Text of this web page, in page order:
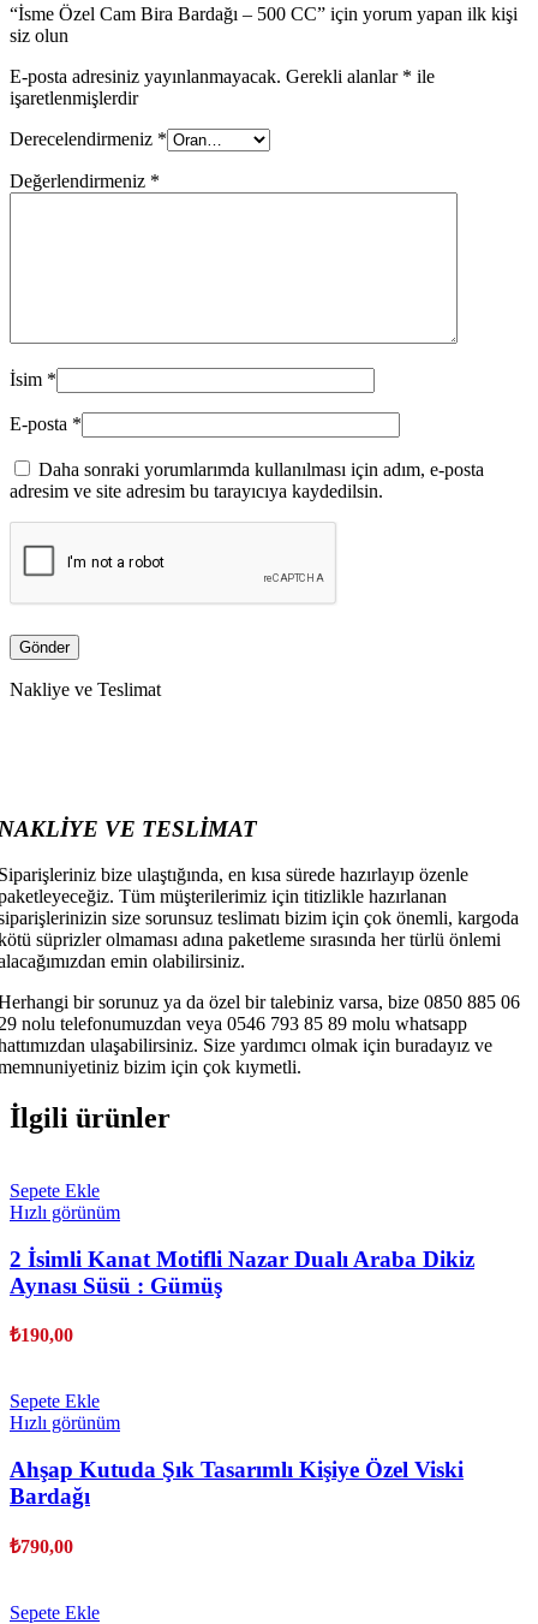
“İsme Özel Cam Bira Bardağı – 500 CC” için yorum yapan ilk kişi
siz olun
E-posta adresiniz yayınlanmayacak. Gerekli alanlar * ile
işaretlenmişlerdir
Derecelendirmeniz *
Değerlendirmeniz *
İsim *
E-posta *
Daha sonraki yorumlarımda kullanılması için adım, e-posta
adresim ve site adresim bu tarayıcıya kaydedilsin.
Nakliye ve Teslimat
VE TESLİMAT
bize ulaştığında, en kısa sürede hazırlayıp özenle
Tüm müşterilerimiz için titizlikle hazırlanan
size sorunsuz teslimatı bizim için çok önemli, kargoda
süprizler olmaması adına paketleme sırasında her türlü önlemi
emin olabilirsiniz.
bir sorunuz ya da özel bir talebiniz varsa, bize 0850 885 06
nolu telefonumuzdan veya 0546 793 85 89 molu whatsapp
ulaşabilirsiniz. Size yardımcı olmak için buradayız ve
bizim için çok kıymetli.
İlgili ürünler
Sepete Ekle
Hızlı görünüm
2 İsimli Kanat Motifli Nazar Dualı Araba Dikiz
Aynası Süsü : Gümüş
₺190,00
Sepete Ekle
Hızlı görünüm
Ahşap Kutuda Şık Tasarımlı Kişiye Özel Viski
Bardağı
₺790,00
Sepete Ekle